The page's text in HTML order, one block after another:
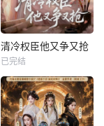
清冷权臣他又争又抢
已完结